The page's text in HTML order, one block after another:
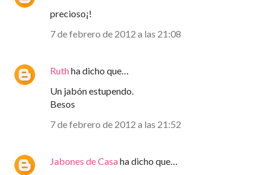
precioso¡!
7 de febrero de 2012 a las 21:08
Ruthha dicho que…
Un jabón estupendo.
Besos
7 de febrero de 2012 a las 21:52
Jabones de Casaha dicho que…